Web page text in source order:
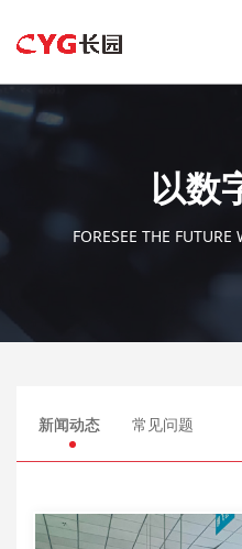
以数
FORESEE THE
新闻动态 常见问题